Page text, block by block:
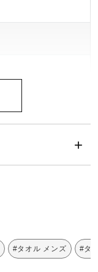
#タオル メンズ #タ